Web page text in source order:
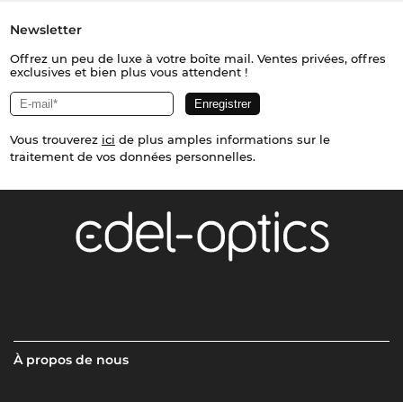
Newsletter
Offrez un peu de luxe à votre boîte mail. Ventes privées, offres
exclusives et bien plus vous attendent !
Vous trouverez ici de plus amples informations sur le
traitement de vos données personnelles.
À propos de nous